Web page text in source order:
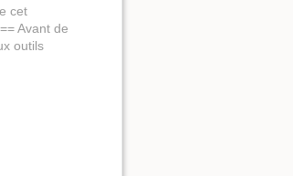
cet
Avant de
outils